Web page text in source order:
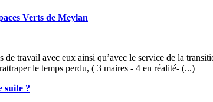
Verts de Meylan
de travail avec eux ainsi qu’avec le service de la
le temps perdu, ( 3 maires - 4 en réalité- (...)
suite ?